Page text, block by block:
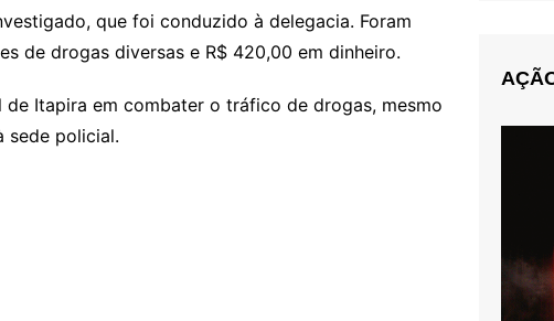
que foi conduzido à delegacia. Foram
de drogas diversas e R$ 420,00 em dinheiro.
Itapira em combater o tráfico de drogas, mesmo
sede policial.